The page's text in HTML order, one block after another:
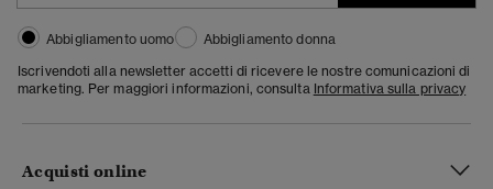
Abbigliamento uomo
Abbigliamento donna
Iscrivendoti alla newsletter accetti di ricevere le nostre comunicazioni di
marketing. Per maggiori informazioni, consulta Informativa sulla privacy
Acquisti online